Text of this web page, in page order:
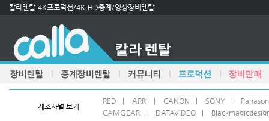
칼라렌탈-4K프로덕션/4K,HD중계/영상장비렌탈
제조사별 보기
RED ARRI CANON SONY
CAMGEAR
DATAVIDEO